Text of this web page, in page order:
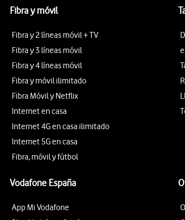
Fibra y móvil
Fibra y 2 líneas móvil + TV
Fibra y 3 líneas móvil
Fibra y 4 líneas móvil
Fibra y móvil ilimitado
Fibra Móvil y Netflix
Internet en casa
Internet 4G en casa ilimitado
Internet 5G en casa
Fibra, móvil y fútbol
Vodafone España
App Mi Vodafone